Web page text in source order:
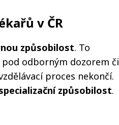
v ČR
způsobilost. To
pod odborným dozorem či
proces nekončí.
způsobilost.